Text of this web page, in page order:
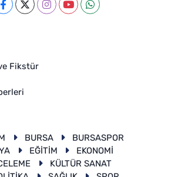
Fikstür
BURSA
BURSASPOR
EĞİTİM
EKONOMİ
KÜLTÜR SANAT